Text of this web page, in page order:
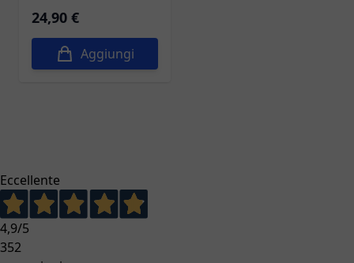
24,90 €
Aggiungi
Eccellente
4,9/5
352